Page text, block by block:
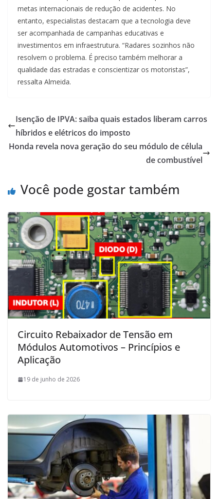
metas internacionais de redução de acidentes. No
entanto, especialistas destacam que a tecnologia deve
ser acompanhada de campanhas educativas e
investimentos em infraestrutura. “Radares sozinhos não
resolvem o problema. É preciso também melhorar a
qualidade das estradas e conscientizar os motoristas”,
ressalta Almeida.
Isenção de IPVA: saiba quais estados liberam carros
híbridos e elétricos do imposto
Honda revela nova geração do seu módulo de célula
de combustível
Você pode gostar também
Circuito Rebaixador de Tensão em
Módulos Automotivos – Princípios e
Aplicação
19 de junho de 2026